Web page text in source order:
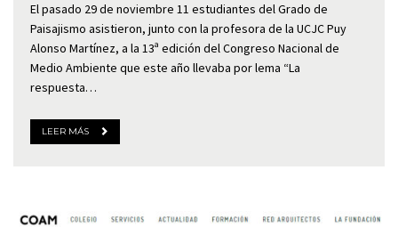
El pasado 29 de noviembre 11 estudiantes del Grado de
Paisajismo asistieron, junto con la profesora de la UCJC Puy
Alonso Martínez, a la 13ª edición del Congreso Nacional de
Medio Ambiente que este año llevaba por lema “La
respuesta…
LEER MÁS